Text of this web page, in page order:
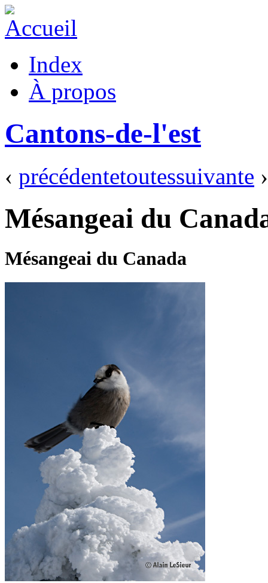
Index
À propos
Cantons-de-l'est
‹ précédentetoutessuivante ›
Mésangeai du
Mésangeai du Canada